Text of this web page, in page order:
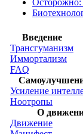
Осторожно:
Введение
Трансгуманизм
Иммортализм
FAQ
Усиление
Ноотропы
О
Движение